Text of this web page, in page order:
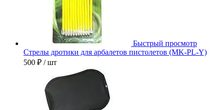
Быстрый просмотр
Стрелы дротики для арбалетов пистолетов (MK-PL-Y)
500 ₽ / шт